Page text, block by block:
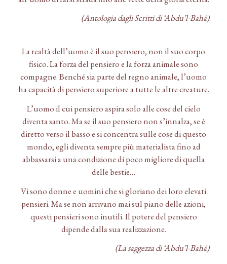
(Antologia dagli Scritti di ‘Abdu’l-Bahá)
La realtà dell’uomo è il suo pensiero, non il suo corpo
fisico. La forza del pensiero e la forza animale sono
compagne. Benché sia parte del regno animale, l’uomo
ha capacità di pensiero superiore a tutte le altre creature.
L’uomo il cui pensiero aspira solo alle cose del cielo
diventa santo. Ma se il suo pensiero non s’innalza, se è
diretto verso il basso e si concentra sulle cose di questo
mondo, egli diventa sempre più materialista fino ad
abbassarsi a una condizione di poco migliore di quella
delle bestie…
Vi sono donne e uomini che si gloriano dei loro elevati
pensieri. Ma se non arrivano mai sul piano delle azioni,
questi pensieri sono inutili. Il potere del pensiero
dipende dalla sua realizzazione.
(La saggezza di ‘Abdu’l-Bahá)